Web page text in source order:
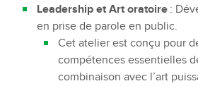
Leadership et Art oratoire :
en prise de parole en public.
Cet atelier est conçu pour
compétences essentielles
combinaison avec l’art